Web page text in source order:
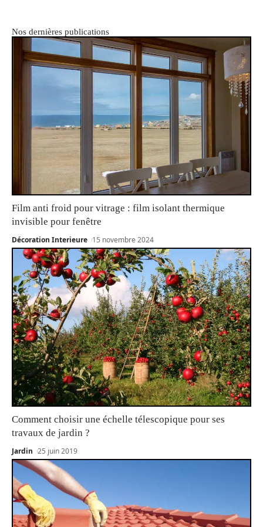
Nos dernières publications
Film anti froid pour vitrage : film isolant thermique
invisible pour fenêtre
Décoration Interieure 15 novembre 2024
Comment choisir une échelle télescopique pour ses
travaux de jardin ?
Jardin 25 juin 2019